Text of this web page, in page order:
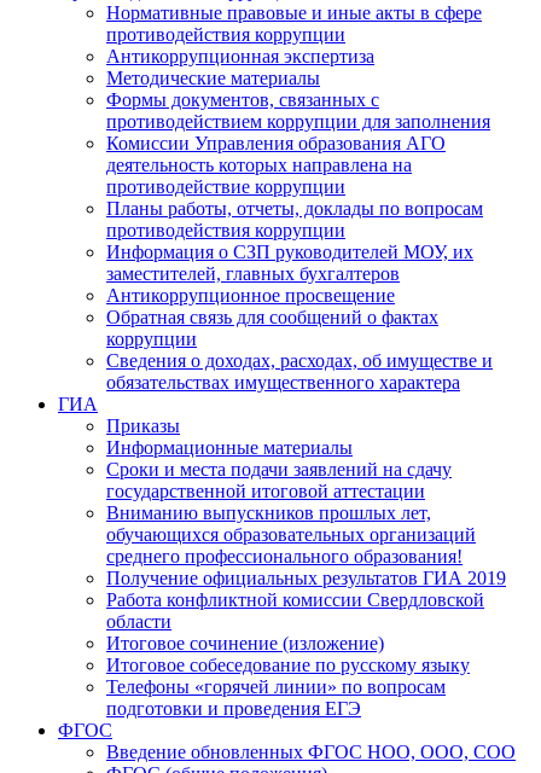
Нормативные правовые и иные акты в сфере
противодействия коррупции
Антикоррупционная экспертиза
Методические материалы
Формы документов, связанных с
противодействием коррупции для заполнения
Комиссии Управления образования АГО
деятельность которых направлена на
противодействие коррупции
Планы работы, отчеты, доклады по вопросам
противодействия коррупции
Информация о СЗП руководителей МОУ, их
заместителей, главных бухгалтеров
Антикоррупционное просвещение
Обратная связь для сообщений о фактах
коррупции
Сведения о доходах, расходах, об имуществе и
обязательствах имущественного характера
ГИА
Приказы
Информационные материалы
Сроки и места подачи заявлений на сдачу
государственной итоговой аттестации
Вниманию выпускников прошлых лет,
обучающихся образовательных организаций
среднего профессионального образования!
Получение официальных результатов ГИА 2019
Работа конфликтной комиссии Свердловской
области
Итоговое сочинение (изложение)
Итоговое собеседование по русскому языку
Телефоны «горячей линии» по вопросам
подготовки и проведения ЕГЭ
ФГОС
Введение обновленных ФГОС НОО, ООО, СОО